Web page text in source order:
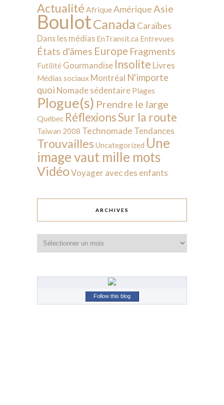
Actualité AfriqueAmériqueAsie
BoulotCanada Caraïbes
Dans les médias EnTransit.ca Entrevues
États d'âmes Europe Fragments
Futilité Gourmandise Insolite Livres
Médias sociaux Montréal N'importe
quoi Nomade sédentaire Plages
Plogue(s) Prendre le large
Québec RéflexionsSur la route
Taïwan 2008 Technomade Tendances
Trouvailles Uncategorized Une
image vaut mille mots
VidéoVoyager avec des enfants
ARCHIVES
Follow this blog